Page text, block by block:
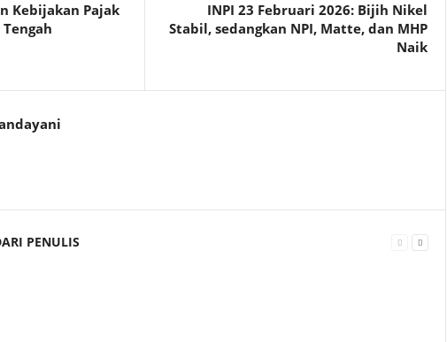
Kebijakan Pajak
INPI 23 Februari 2026: Bijih Nikel
Stabil, sedangkan NPI, Matte, dan MHP
Naik
PENULIS